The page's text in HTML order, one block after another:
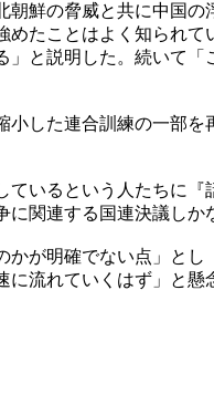
鮮の脅威と共に中国
たことはよく知られ
と説明した。続いて「
した連合訓練の一部
いるという人たちに
関連する国連決議しか
が明確でない点」と
流れていくはず」と懸